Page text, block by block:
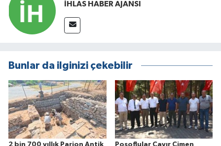
İHLAS HABER AJANSI
Bunlar da ilginizi çekebilir